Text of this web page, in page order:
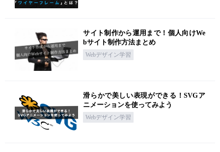
サイト制作から運用まで！個人向けWe
bサイト制作方法まとめ
Webデザイン学習
滑らかで美しい表現ができる！SVGア
ニメーションを使ってみよう
Webデザイン学習